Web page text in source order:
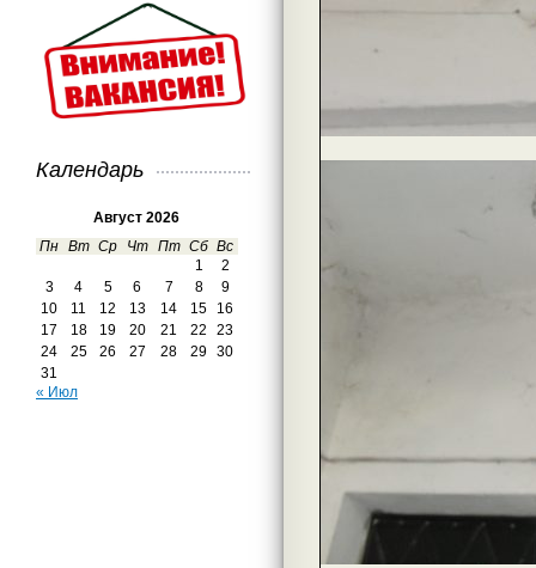
Календарь
Август 2026
Пн Вт Ср Чт Пт Сб Вс
1
2
3
4 5 6 7 8
9
10
11 12 13 14 15
16
17
18 19 20 21 22
23
24
25 26 27 28 29
30
31
« Июл